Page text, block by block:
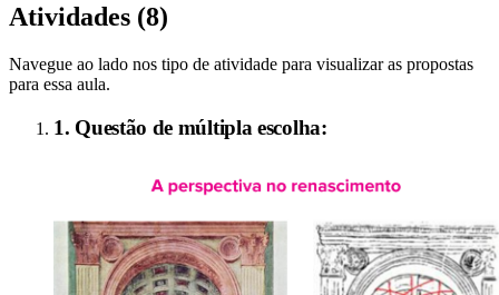
Atividades (8)
Navegue ao lado nos tipo de atividade para visualizar as propostas
para essa aula.
1. Questão de múltipla escolha: